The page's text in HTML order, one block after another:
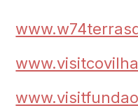
Áreas de
Observação
Património